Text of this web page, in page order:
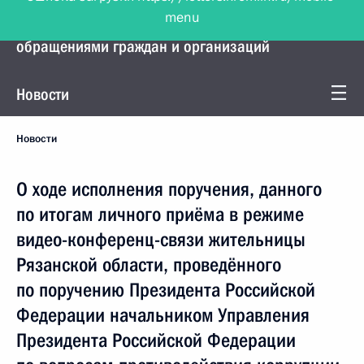
Управление Президента по работе с
обращениями граждан и организаций
Новости
Новости
О ходе исполнения поручения, данного
по итогам личного приёма в режиме
видео-конференц-связи жительницы
Рязанской области, проведённого
по поручению Президента Российской
Федерации начальником Управления
Президента Российской Федерации
menu